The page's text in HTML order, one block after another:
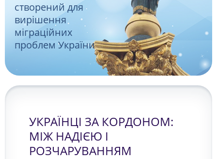
створений для
вирішення
міграційних
проблем України
УКРАЇНЦІ ЗА КОРДОНОМ:
МІЖ НАДІЄЮ І
РОЗЧАРУВАННЯМ